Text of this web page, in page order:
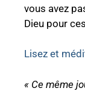
vous avez
Dieu pour
Lisez et
« Ce même